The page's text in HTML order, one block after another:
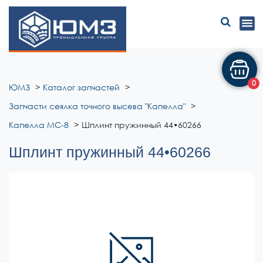
ЮМЗ
ЮМЗ
Каталог запчастей
Запчасти сеялка точного высева "Капелла"
Капелла МС-8
Шплинт пружинный 44•60266
Шплинт пружинный 44•60266
0